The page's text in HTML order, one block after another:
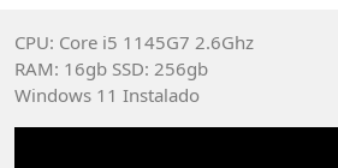
CPU: Core i5 1145G7 2.6Ghz
RAM: 16gb SSD: 256gb
Windows 11 Instalado